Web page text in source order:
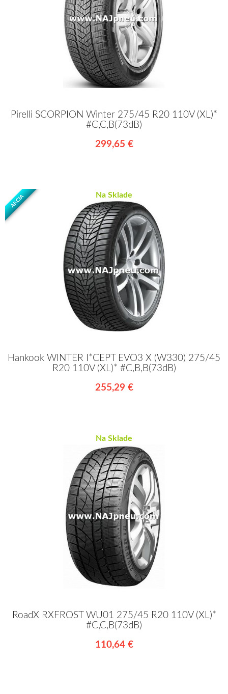
Pirelli SCORPION Winter 275/45 R20 110V (XL)*
#C,C,B(73dB)
299,65 €
AKCIA Na Sklade
Hankook WINTER I*CEPT EVO3 X (W330) 275/45
R20 110V (XL)* #C,B,B(73dB)
255,29 €
Na Sklade
RoadX RXFROST WU01 275/45 R20 110V (XL)*
#C,C,B(73dB)
110,64 €